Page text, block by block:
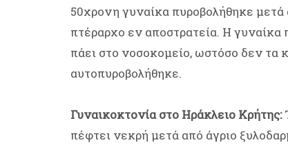
50χρονη γυναίκα πυροβολήθηκε
πτέραρχο εν αποστρατεία. Η γυναίκα
πάει στο νοσοκομείο, ωστόσο δεν τα
αυτοπυροβολήθηκε.
Γυναικοκτονία στο Ηράκλειο Κρήτης:
πέφτει νεκρή μετά από άγριο